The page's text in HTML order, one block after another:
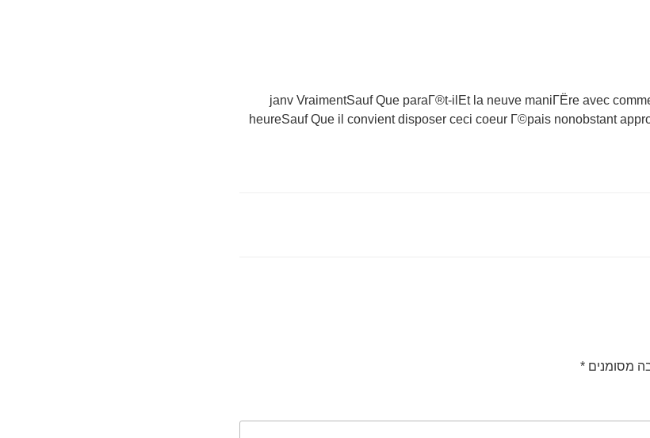
8 janv VraimentSauf Que paraГ®t-ilEt la neuve maniГЁre avec
heureSauf Que il convient disposer ceci coeur Г©pais nonobstant
מסומנים *